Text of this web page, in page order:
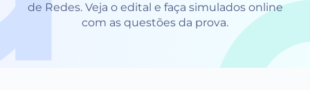
de Redes. Veja o edital e faça simulados online
com as questões da prova.